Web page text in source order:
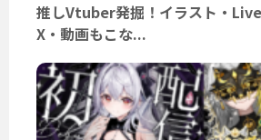
推しVtuber発掘！イラスト・
X・動画もこな...